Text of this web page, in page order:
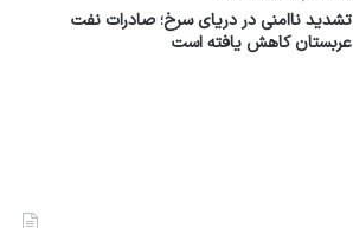
تشدید ناامنی در دریای سرخ؛ صادرات نفت
عربستان کاهش یافته است